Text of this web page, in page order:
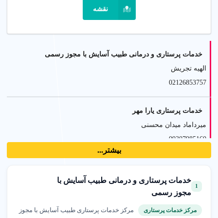
مناسب برای همه: خدمات پرستاری برای سالمندان، کودکان
و بیماران.
تهران.
چگونه بهترین مرکز خدمات پرستاری در تهران پیدا کنیم؟
برای انتخاب بهترین مرکز خدمات پرستاری در تهران، به مجوز
وزارت بهداشت، نظرات مشتریان و تجربه پرستاران توجه کنید.
پلتفرم شهر اینترنتی لیستی از مراکز معتبر با خدمات باکیفیت را
ارائه می‌دهد.
مراکزی را انتخاب کنید که دارای پرستاران با مدرک معتبر، قرارداد
رسمی و پاسخگویی 24 ساعته باشند.
چگونه انتخاب کنیم؟
نقشه
خدمات پرستاری و درمانی طبیب آسایش با مجوز رسمی
الهیه تجریش
02126853757
خدمات پرستاری یارا مهر
میرداماد میدان محسنی
09307985160
رسالت نارمک
09108164107
بیشتر...
1
خدمات پرستاری و درمانی طبیب آسایش با
مجوز رسمی
مرکز خدمات پرستاری
مرکز خدمات پرستاری طبیب آسایش با مجوز